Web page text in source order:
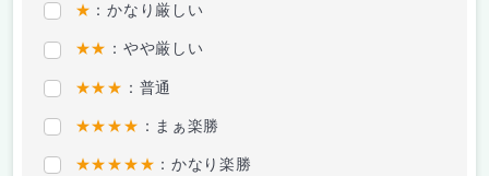
★ ：かなり厳しい
★★ ：やや厳しい
★★★ ：普通
★★★★ ：まぁ楽勝
★★★★★ ：かなり楽勝